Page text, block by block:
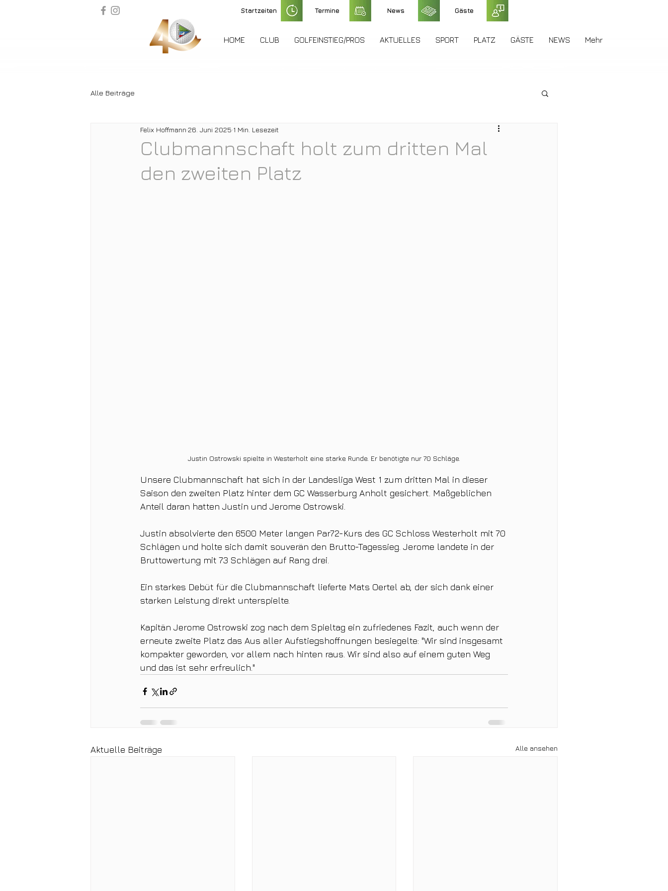
Startzeiten Termine News Gäste
HOME CLUB GOLFEINSTIEG/PROS AKTUELLES SPORT PLATZ GÄSTE NEWS Mehr
Alle Beiträge
Clubmannschaft holt zum dritten Mal
den zweiten Platz
Felix Hoffmann 26. Juni 2025 1 Min. Lesezeit
Justin Ostrowski spielte in Westerholt eine starke Runde. Er benötigte nur 70 Schläge.
Unsere Clubmannschaft hat sich in der Landesliga West 1 zum dritten Mal in dieser
Saison den zweiten Platz hinter dem GC Wasserburg Anholt gesichert. Maßgeblichen
Anteil daran hatten Justin und Jerome Ostrowski.
Justin absolvierte den 6500 Meter langen Par72-Kurs des GC Schloss Westerholt mit 70
Schlägen und holte sich damit souverän den Brutto-Tagessieg. Jerome landete in der
Bruttowertung mit 73 Schlägen auf Rang drei.
Ein starkes Debüt für die Clubmannschaft lieferte Mats Oertel ab, der sich dank einer
starken Leistung direkt unterspielte.
Kapitän Jerome Ostrowski zog nach dem Spieltag ein zufriedenes Fazit, auch wenn der
erneute zweite Platz das Aus aller Aufstiegshoffnungen besiegelte: "Wir sind insgesamt
kompakter geworden, vor allem nach hinten raus. Wir sind also auf einem guten Weg
und das ist sehr erfreulich."
Aktuelle Beiträge Alle ansehen